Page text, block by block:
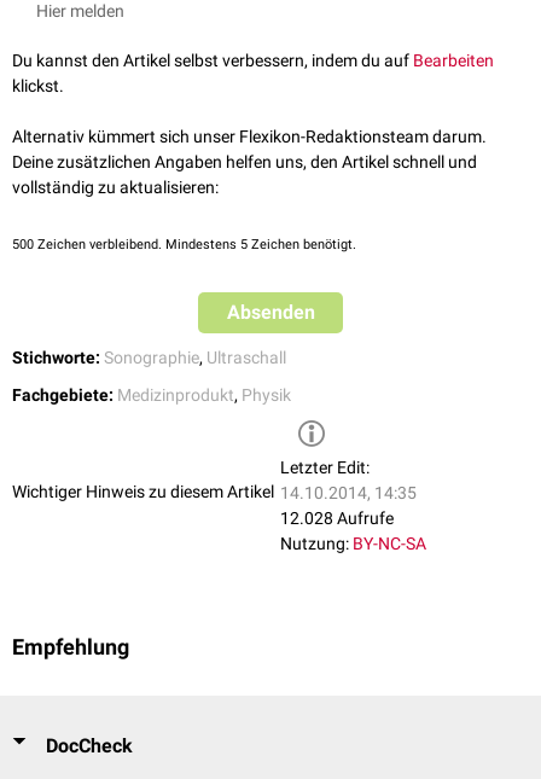
Hier melden
Du kannst den Artikel selbst verbessern, indem du auf Bearbeiten
klickst.
Alternativ kümmert sich unser Flexikon-Redaktionsteam darum.
Deine zusätzlichen Angaben helfen uns, den Artikel schnell und
vollständig zu aktualisieren:
500 Zeichen verbleibend. Mindestens 5 Zeichen benötigt.
Absenden
Stichworte: Sonographie, Ultraschall
Fachgebiete: Medizinprodukt, Physik
Wichtiger Hinweis zu diesem Artikel
Letzter Edit:
14.10.2014, 14:35
12.028 Aufrufe
Nutzung: BY-NC-SA
Empfehlung
DocCheck